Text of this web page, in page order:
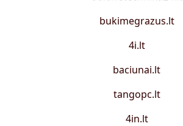
bukimegrazus.lt
4i.lt
baciunai.lt
tangopc.lt
4in.lt